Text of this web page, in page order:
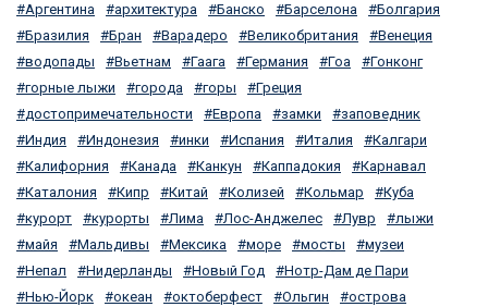
Аргентина
архитектура Банско Барселона
Болгария
Бразилия
Бран Варадеро Великобритания
Венеция
водопады
Вьетнам Гаага Германия Гоа
Гонконг
горные лыжи
города горы
Греция
достопримечательности
Европа замки
заповедник
Индия
Индонезия инки Испания Италия
Калгари
Калифорния
Канада Канкун Каппадокия
Карнавал
Каталония
Кипр Китай Колизей Кольмар
Куба
курорт
курорты Лима Лос-Анджелес Лувр
лыжи
майя
Мальдивы Мексика море мосты
музеи
Непал
Нидерланды Новый Год
Нотр-Дам де Пари
Нью-Йорк
океан октоберфест Ольгин
острова